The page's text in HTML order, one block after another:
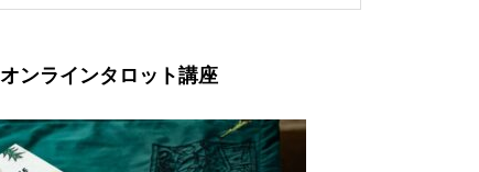
オンラインタロット講座